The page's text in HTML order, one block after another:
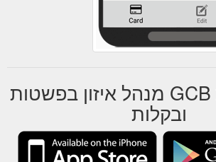
| אפליקציית GCB מנהל איזון בפשטות
ובקלות